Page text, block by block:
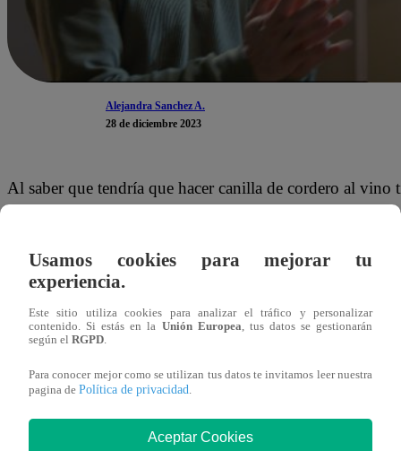
Alejandra Sanchez A.
28 de diciembre 2023
Al saber que tendría que hacer canilla de cordero al
Eliminación de “El Gran Chef Famosos: La
“Ollita, por favor, no me defraudes, no me
mientras hacía la preparación.
Noche de Eliminación en “El Gran Chef Famosos: La
Usamos cookies para mejorar tu
experiencia.
Este sitio utiliza cookies para analizar el tráfico y personalizar
contenido. Si estás en la Unión Europea , tus datos se gestionarán
según el RGPD
Para conocer mejor como se utilizan tus datos te invitamos leer nuestra
pagina de Política de privacidad
Aceptar Cookies